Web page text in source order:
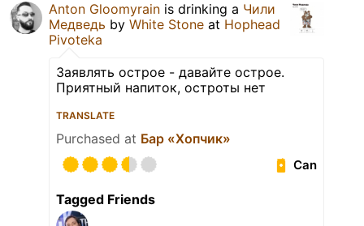
Anton Gloomyrain is drinking a Чили
Медведь by White Stone at Hophead
Pivoteka
Заявлять острое - давайте острое.
Приятный напиток, остроты нет
TRANSLATE
Purchased at Бар «Хопчик»
Can
Tagged Friends